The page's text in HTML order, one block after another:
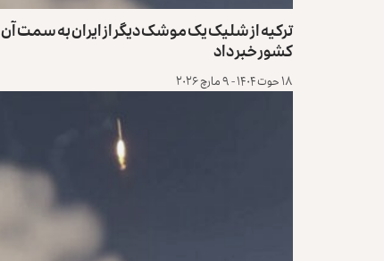
ترکیه از شلیک یک موشک دیگر از ایران به سمت آن
کشور خبر داد
۱۸ حوت ۱۴۰۴ - ۹ مارچ ۲۰۲۶